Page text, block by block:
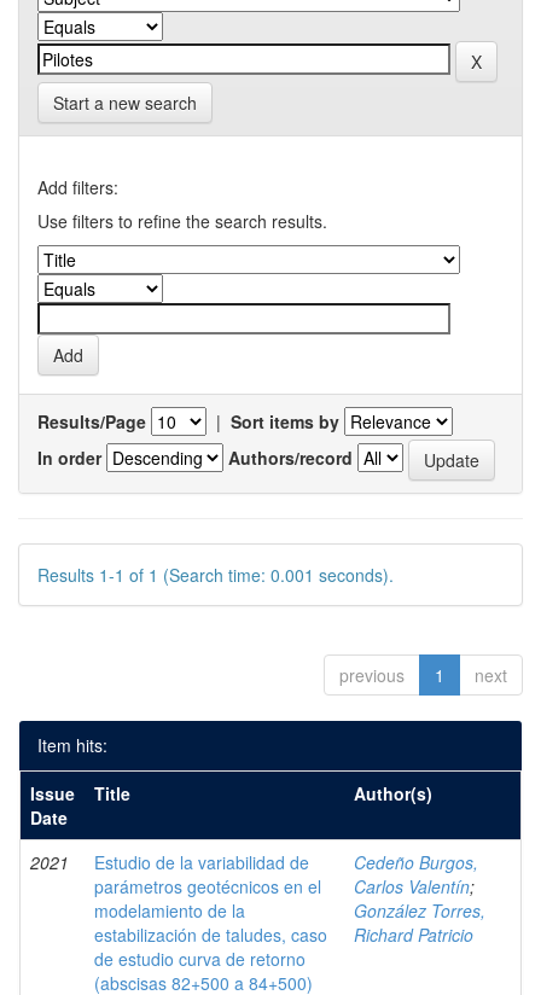
Start a new search
Add filters:
Use filters to refine the search results.
Results/Page | Sort items by
In order
Authors/record
Results 1-1 of 1 (Search time: 0.001 seconds).
previous 1 next
Item hits:
Issue
Date
Title Author(s)
2021
Estudio de la variabilidad de
parámetros geotécnicos en el
modelamiento de la
estabilización de taludes, caso
de estudio curva de retorno
(abscisas 82+500 a 84+500)
Cedeño Burgos,
Carlos Valentín;
González Torres,
Richard Patricio